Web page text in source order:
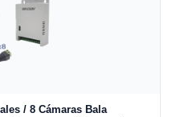
/ 8 Cámaras Bala